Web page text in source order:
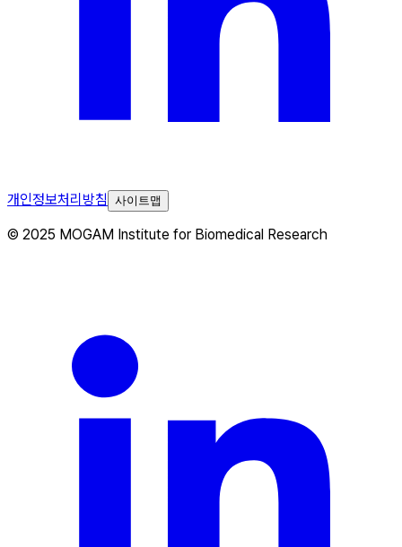
개인정보처리방침 사이트맵
© 2025 MOGAM Institute for Biomedical Research